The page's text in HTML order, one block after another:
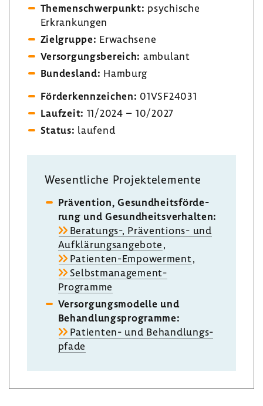
Themen­schwer­punkt: psychi­sche
Erkran­kungen
Ziel­gruppe: Erwach­sene
Versor­gungs­be­reich: ambu­lant
Bundes­land: Hamburg
Förder­kenn­zei­chen: 01VSF24031
Lauf­zeit: 11/2024 – 10/2027
Status: laufend
Wesent­liche Projekt­ele­mente
Präven­tion, Gesund­heits­för­de­
rung und Gesund­heits­ver­halten:
Beratungs-​, Präventions-​ und
Aufklä­rungs­an­ge­bote,
Patienten-​Empowerment,
Selbstmanagement-​
Programme
Versor­gungs­mo­delle und
Behand­lungs­pro­gramme:
Patienten-​ und Behand­lungs­
pfade